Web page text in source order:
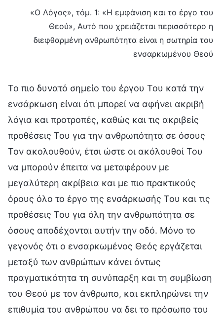
«Ο Λόγος», τόμ. 1: «Η εμφάνιση και το έργο του
Θεού», Αυτό που χρειάζεται περισσότερο η
διεφθαρμένη ανθρωπότητα είναι η σωτηρία του
ενσαρκωμένου Θεού
Το πιο δυνατό σημείο του έργου Του κατά την
ενσάρκωση είναι ότι μπορεί να αφήνει ακριβή
λόγια και προτροπές, καθώς και τις ακριβείς
προθέσεις Του για την ανθρωπότητα σε όσους
Τον ακολουθούν, έτσι ώστε οι ακόλουθοί Του
να μπορούν έπειτα να μεταφέρουν με
μεγαλύτερη ακρίβεια και με πιο πρακτικούς
όρους όλο το έργο της ενσάρκωσής Του και τις
προθέσεις Του για όλη την ανθρωπότητα σε
όσους αποδέχονται αυτήν την οδό. Μόνο το
γεγονός ότι ο ενσαρκωμένος Θεός εργάζεται
μεταξύ των ανθρώπων κάνει όντως
πραγματικότητα τη συνύπαρξη και τη συμβίωση
του Θεού με τον άνθρωπο, και εκπληρώνει την
επιθυμία του ανθρώπου να δει το πρόσωπο του